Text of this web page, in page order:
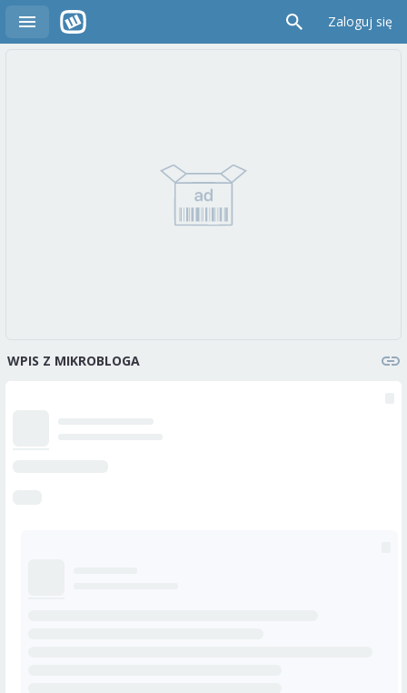
Zaloguj się
WPIS Z MIKROBLOGA